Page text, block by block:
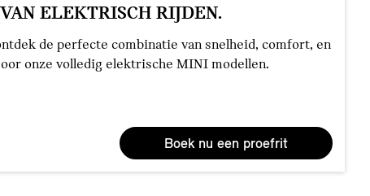
ELEKTRISCH RIJDEN.
de perfecte combinatie van snelheid, comfort, en
onze volledig elektrische MINI modellen.
Boek nu een proefrit